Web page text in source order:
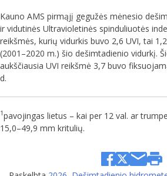
Kauno AMS pirmąjį gegužės mėnesio
ir vidutinės Ultravioletinės spinduliuotės
reikšmės, kurių vidurkis buvo 2,6 UVI, tai
(2001–2020 m.) šio dešimtadienio vidurkį.
aukščiausia UVI reikšmė 3,7 buvo
d.
1pavojingas lietus – kai per 12 val. ar
15,0–49,9 mm kritulių.